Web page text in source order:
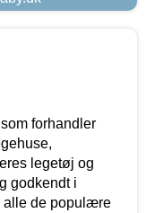
forhandler
legetøj og
godkendt i
alle de populære